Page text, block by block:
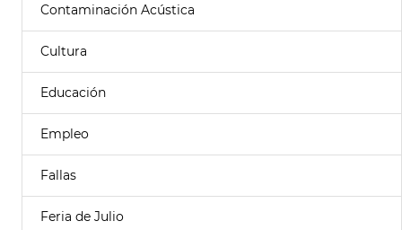
Contaminación Acústica
Cultura
Educación
Empleo
Fallas
Feria de Julio